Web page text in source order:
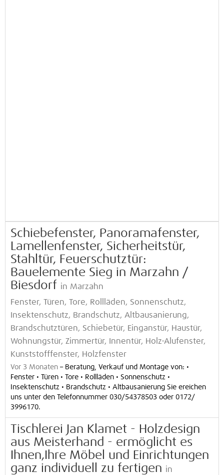
Schiebefenster, Panoramafenster,
Lamellenfenster, Sicherheitstür,
Stahltür, Feuerschutztür:
Bauelemente Sieg in Marzahn /
Biesdorf in Marzahn
Fenster, Türen, Tore, Rollläden, Sonnenschutz,
Insektenschutz, Brandschutz, Altbausanierung,
Brandschutztüren, Schiebetür, Einganstür, Haustür,
Wohnungstür, Zimmertür, Innentür, Holz-Alufenster,
Kunststofffenster, Holzfenster
Vor 3 Monaten – Beratung, Verkauf und Montage von: •
Fenster • Türen • Tore • Rollläden • Sonnenschutz •
Insektenschutz • Brandschutz • Altbausanierung Sie ereichen
uns unter den Telefonnummer 030/54378503 oder 0172/
3996170.
Tischlerei Jan Klamet - Holzdesign
aus Meisterhand - ermöglicht es
Ihnen,Ihre Möbel und Einrichtungen
ganz individuell zu fertigen in